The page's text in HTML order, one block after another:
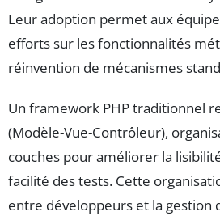
Leur adoption permet aux
efforts sur les fonctionnalités
réinvention de mécanismes
Un framework PHP traditionnel
(Modèle-Vue-Contrôleur),
couches pour améliorer la
facilité des tests. Cette
entre développeurs et la gestion